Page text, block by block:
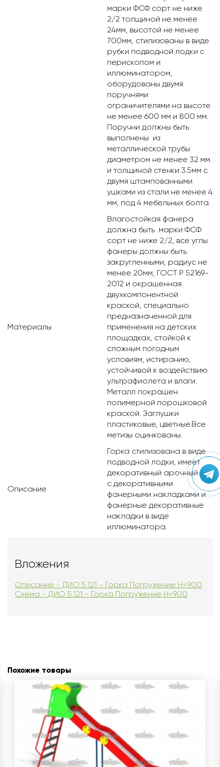
марки ФСФ сорт не ниже
2/2 толщиной не менее
24мм, высотой не менее
700мм, стилизованы в виде
рубки подводной лодки с
перископом и
иллюминатором,
оборудованы двумя
поручнями
ограничителями на высоте
не менее 600 мм и 800 мм.
Поручни должны быть
выполнены из
металлической трубы
диаметром не менее 32 мм
и толщиной стенки 3.5мм с
двумя штампованными
ушками из стали не менее 4
мм, под 4 мебельных болта.
Материалы
Влагостойкая фанера
должна быть марки ФСФ
сорт не ниже 2/2, все углы
фанеры должны быть
закругленными, радиус не
менее 20мм, ГОСТ Р 52169-
2012 и окрашенная
двухкомпонентной
краской, специально
предназначенной для
применения на детских
площадках, стойкой к
сложным погодным
условиям, истиранию,
устойчивой к воздействию
ультрафиолета и влаги.
Металл покрашен
полимерной порошковой
краской. Заглушки
пластиковые, цветные.Все
метизы оцинкованы.
Описание
Горка стилизована в виде
подводной лодки, имеет
декоративный арочный лаз
с декоративными
фанерными накладками и
фанерные декоративные
накладки в виде
иллюминатора.
Вложения
Описание - ДИО 5.121 - Горка Погружение Н=900
Схема - ДИО 5.121 - Горка Погружение Н=900
Похожие товары